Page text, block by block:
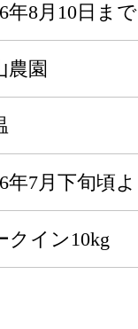
年8月10日まで
農園
年7月下旬頃
クイン10kg